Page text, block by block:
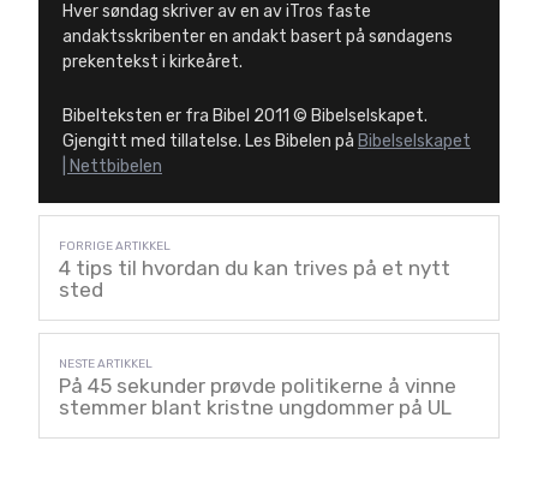
Hver søndag skriver av en av iTros faste
andaktsskribenter en andakt basert på søndagens
prekentekst i kirkeåret.
Bibelteksten er fra Bibel 2011 © Bibelselskapet.
Gjengitt med tillatelse. Les Bibelen på Bibelselskapet
| Nettbibelen
4 tips til hvordan du kan trives på et nytt
sted
På 45 sekunder prøvde politikerne å vinne
stemmer blant kristne ungdommer på UL